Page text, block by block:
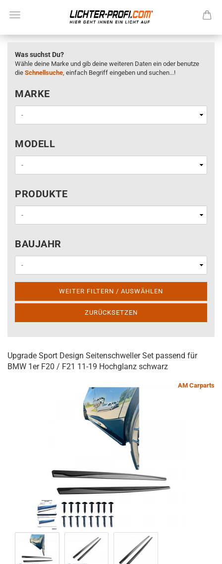
Was suchst Du?
Wähle deine Marke und gib deine weiteren Daten ein oder benutze
die Schnellsuche, einfach Begriff eingeben und suchen...!
MARKE
MARKE
MODELL
MODELL
PRODUKTE
PRODUKTE
BAUJAHR
BAUJAHR
WEITER FILTERN / AUSWÄHLEN
ZURÜCKSETZEN
Upgrade Sport Design Seitenschweller Set passend für
BMW 1er F20 / F21 11-19 Hochglanz schwarz
AM Carparts